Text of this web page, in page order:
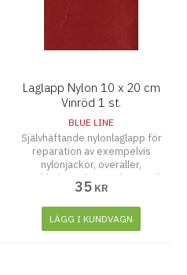
Laglapp Nylon 10 x 20 cm
Vinröd 1 st.
BLUE LINE
Självhäftande nylonlaglapp för
reparation av exempelvis
nylonjackor, overaller,
regnkläder och paraplyer. Tänk
på att rengöra och torka ytan
noggrant innan laglappen
fästes. Tvättbar upp till 30
grader
35 KR
LÄGG I KUNDVAGN